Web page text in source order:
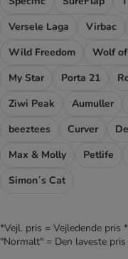
Versele Laga
Virbac
Wild Freedom
Wolf
My Star
Porta 21
Ziwi Peak
Aumuller
beeztees
Curver
Max & Molly
Petlife
Simon´s Cat
*Vejl. pris = Vejledende pris
"Normalt" = Den laveste